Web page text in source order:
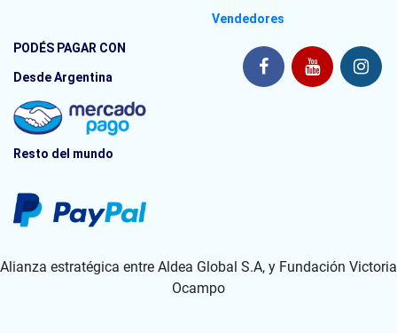
Vendedores
PODÉS PAGAR CON
Desde Argentina
Resto del mundo
Alianza estratégica entre Aldea Global S.A, y Fundación Victoria
Ocampo